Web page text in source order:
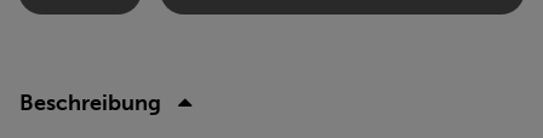
Beschreibung